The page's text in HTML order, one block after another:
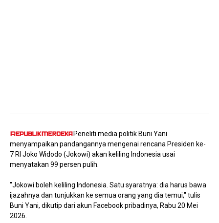
Peneliti media politik Buni Yani
menyampaikan pandangannya mengenai rencana Presiden ke-
7 RI Joko Widodo (Jokowi) akan keliling Indonesia usai
menyatakan 99 persen pulih.
"Jokowi boleh keliling Indonesia. Satu syaratnya: dia harus bawa
ijazahnya dan tunjukkan ke semua orang yang dia temui," tulis
Buni Yani, dikutip dari akun Facebook pribadinya, Rabu 20 Mei
2026.